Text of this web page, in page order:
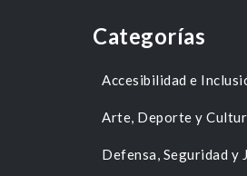
Categorías
Accesibilidad e
Arte, Deporte y
Defensa, Seguridad y